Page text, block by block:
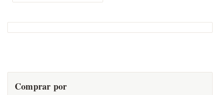
Comprar por